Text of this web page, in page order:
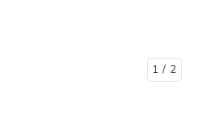
1 / 2